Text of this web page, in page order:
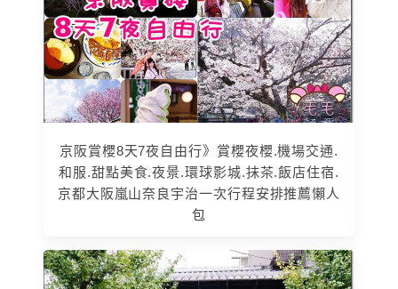
京阪賞櫻8天7夜自由行》賞櫻夜櫻.機場交通.
和服.甜點美食.夜景.環球影城.抹茶.飯店住宿.
京都大阪嵐山奈良宇治一次行程安排推薦懶人
包